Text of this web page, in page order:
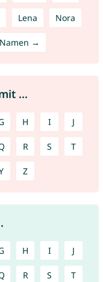
Lena Nora
→
...
H I J
R S T
Z
H I J
R S T